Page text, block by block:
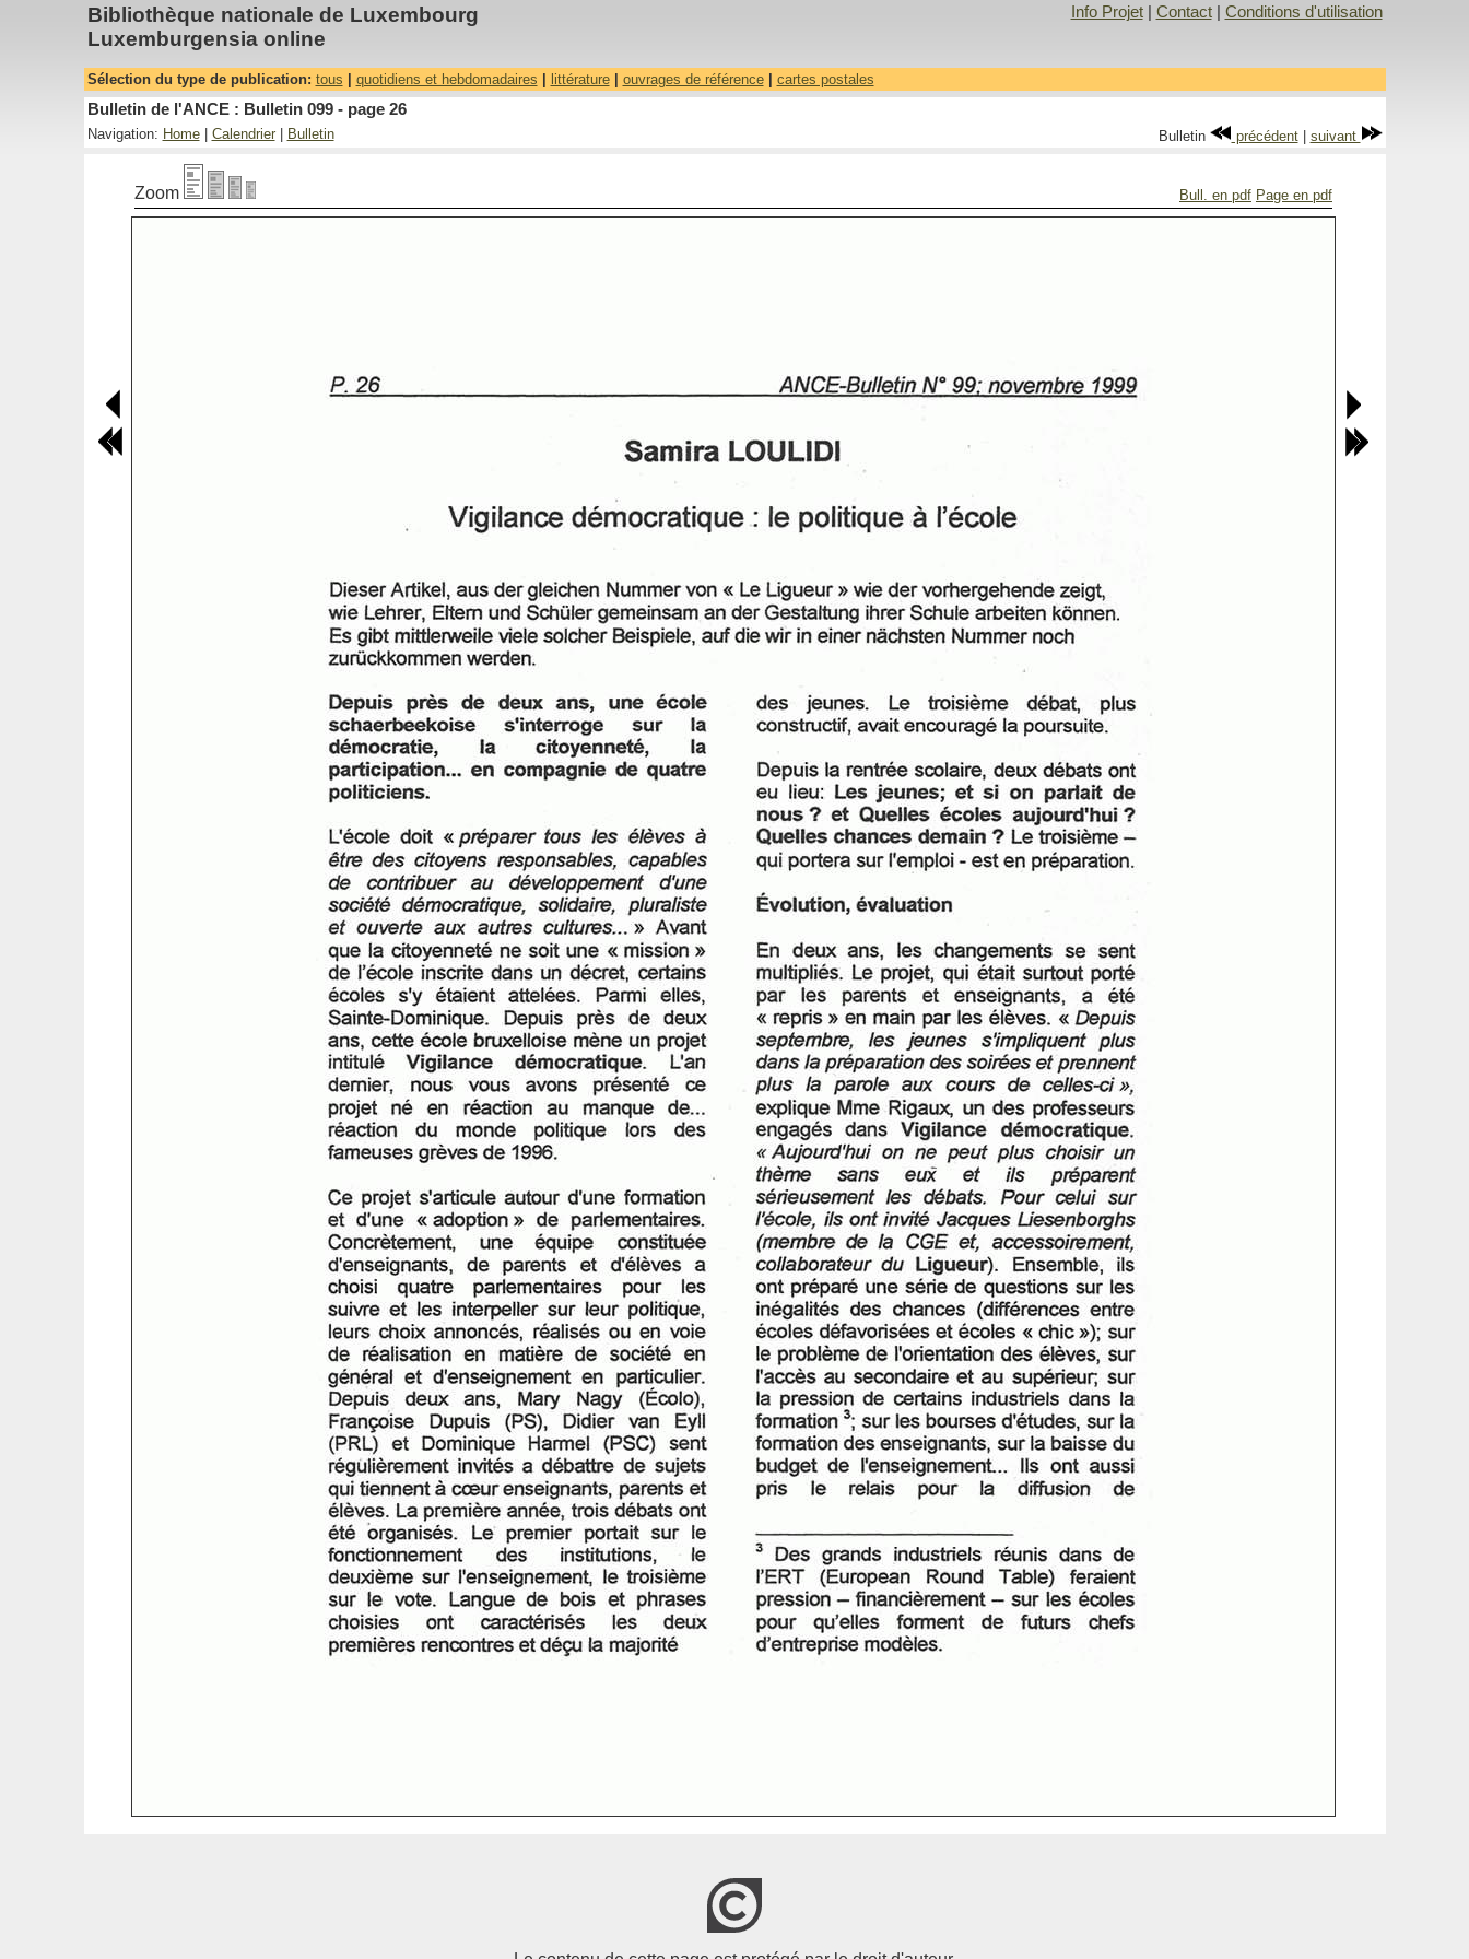
Bibliothèque nationale de Luxembourg
Luxemburgensia online
Info Projet| Contact| Conditions d'utilisation
Sélection du type de publication: tous quotidiens et hebdomadaires littérature| ouvrages de référence| cartes postales
Bulletin de l'ANCE : Bulletin 099 - page 26
Navigation: Home| Calendrier| Bulletin Bulletin précédent| suivant
Zoom Bull. en pdf Page en pdf